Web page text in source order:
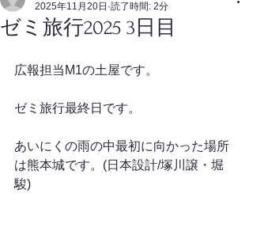
ゼミ旅行2025 3日目
2025年11月20日 読了時間: 2分
広報担当M1の土屋です。
ゼミ旅行最終日です。
あいにくの雨の中最初に向かった場所
は熊本城です。(日本設計/塚川譲・堀
駿)